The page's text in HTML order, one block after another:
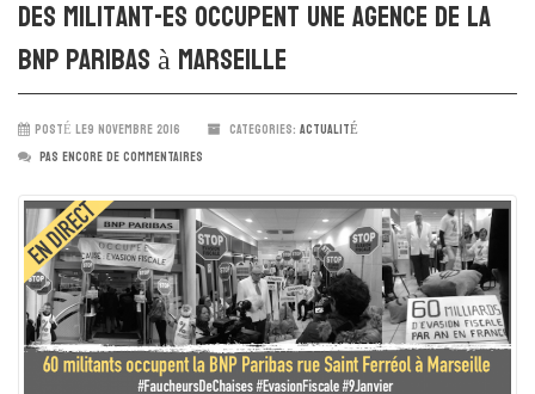
Des militant-es occupent une agence de la
BNP Paribas à Marseille
POSTÉ LE9 NOVEMBRE 2016 CATEGORIES: ACTUALITÉ
PAS ENCORE DE COMMENTAIRES